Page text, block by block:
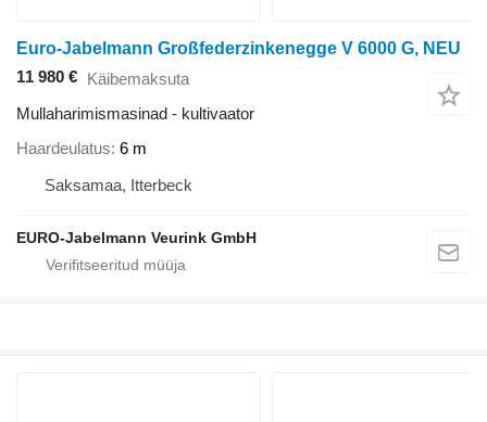
Euro-Jabelmann Großfederzinkenegge V 6000 G, NEU
11 980 € Käibemaksuta
Mullaharimismasinad - kultivaator
Haardeulatus 6 m
Saksamaa, Itterbeck
EURO-Jabelmann Veurink GmbH